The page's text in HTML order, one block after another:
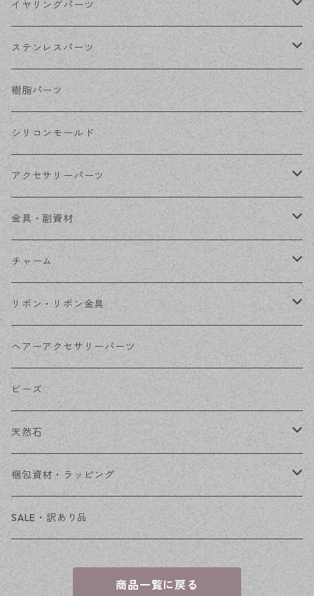
シルバー
ホワイトシルバー
ステンレス・シルバー
ステンレス・ゴールド
ポストピアス
フックピアス
その他ピアス
イヤリングパーツ
ネジばねイヤリング
クリップイヤリング
ノンホールピアス
ステンレスパーツ
ステンレスピアス
ステンレスイヤリング
ステンレスチェーン
ステンレス金具
樹脂パーツ
シリコンモールド
アクセサリーパーツ
デザイン丸カン
フレーム
コネクター
その他
金具・副資材
丸カン
ピン類
花座・ビーズキャップ
チェーン
その他
チャーム
金属
アクリル・プラ
ファーボール
リボン・リボン金具
リボン
リボン金具
ヘアーアクセサリーパーツ
ビーズ
天然石
穴あき
穴なし
梱包資材・ラッピング
発送ボックス
アクセサリー台紙
SALE・訳あり品
商品一覧に戻る